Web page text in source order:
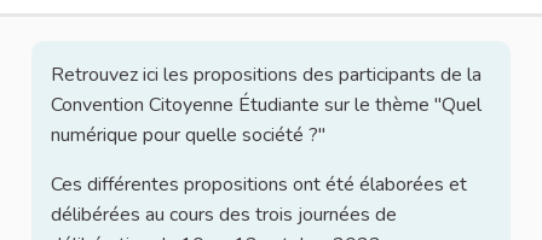
Retrouvez ici les propositions des participants de la
Convention Citoyenne Étudiante sur le thème "Quel
numérique pour quelle société ?"
Ces différentes propositions ont été élaborées et
délibérées au cours des trois journées de